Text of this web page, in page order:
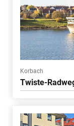
Korbach
Twiste-